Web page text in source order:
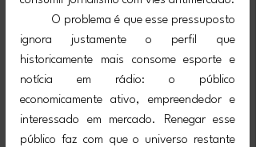
ignora justamente o perfil que
historicamente mais consome esporte e
notícia em rádio: o público
economicamente ativo, empreendedor e
interessado em mercado. Renegar esse
público faz com que o universo restante